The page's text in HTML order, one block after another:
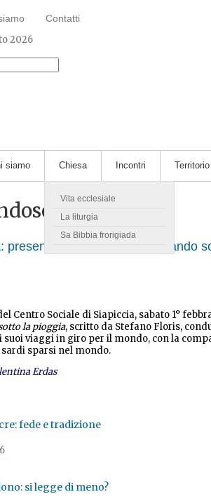
Contatti
2026
siamo Chiesa
Vita ecclesiale
La liturgia
Sa Bibbia frorigiada
Incontri Territorio
presentazione del libro 'Danzando
Centro Sociale di Siapiccia, sabato 1°
la pioggia, scritto da Stefano Floris,
suoi viaggi in giro per il mondo, con la
sparsi nel mondo.
Erdas
fede e tradizione
si legge di meno?